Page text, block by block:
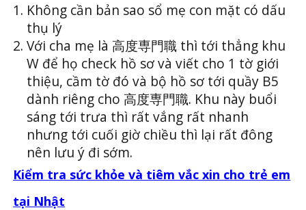
Không cần bản sao sổ mẹ con mặt có dấu
thụ lý
Với cha mẹ là 高度専門職 thì tới thẳng khu
W để họ check hồ sơ và viết cho 1 tờ giới
thiệu, cầm tờ đó và bộ hồ sơ tới quầy B5
dành riêng cho 高度専門職. Khu này buổi
sáng tới trưa thì rất vắng rất nhanh
nhưng tới cuối giờ chiều thì lại rất đông
nên lưu ý đi sớm.
Kiểm tra sức khỏe và tiêm vắc xin cho trẻ em
tại Nhật